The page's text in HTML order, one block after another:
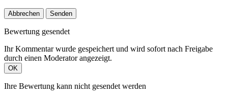
Abbrechen Senden
Bewertung gesendet
Ihr Kommentar wurde gespeichert und wird sofort nach Freigabe
durch einen Moderator angezeigt.
OK
Ihre Bewertung kann nicht gesendet werden